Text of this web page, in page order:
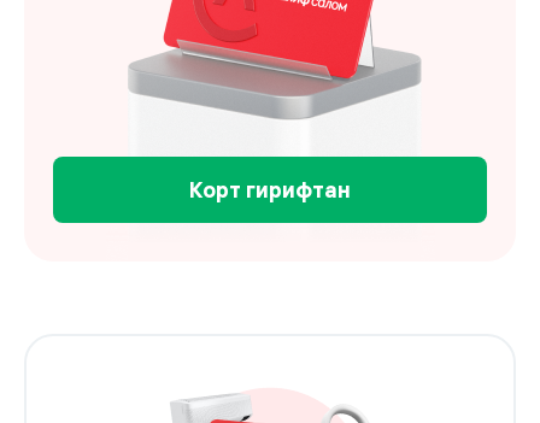
Корт гирифтан